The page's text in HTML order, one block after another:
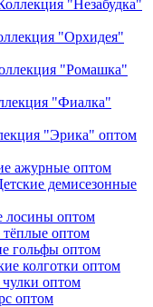
"Незабудка"
"Орхидея"
"Ромашка"
"Фиалка"
"Эрика" оптом
ажурные оптом
демисезонные
лосины оптом
тёплые оптом
гольфы оптом
колготки оптом
оптом
оптом